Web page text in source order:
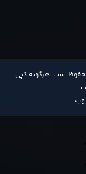
است. هرگونه کپی
وب